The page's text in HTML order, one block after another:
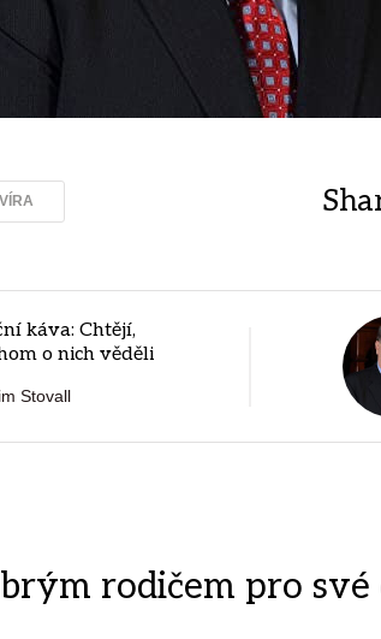
VÍRA
káva: Chtějí,
o nich věděli
Stovall
rodičem pro své